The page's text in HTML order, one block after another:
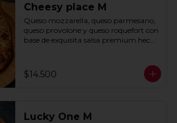
Cheesy place M
Queso mozzarella, queso parmesano,
queso provolone y queso roquefort con
base de exquisita salsa premium hecha
$14.500
Lucky One M